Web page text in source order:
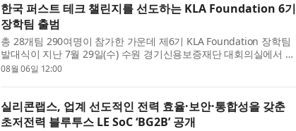
한국 퍼스트 테크 챌린지를 선도하는 KLA Foundation 6기
장학팀 출범
총 28개팀 290여명이 참가한 가운데 제6기 KLA Foundation 장학팀
발대식이 지난 7월 29일(수) 수원 경기신용보증재단 대회의실에서 성
황리에 진행됐다. 올해 창사 50주년을 맞이한 KLA는 반도체와 전자
08월 06일 12:00
실리콘랩스, 업계 선도적인 전력 효율·보안·통합성을 갖춘
초저전력 블루투스 LE SoC ‘BG2B’ 공개